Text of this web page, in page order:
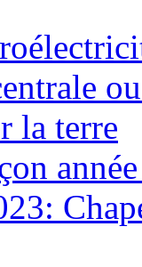
la terre